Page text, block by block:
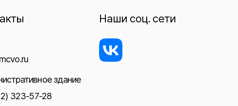
здание
323-57-28
Наши соц. сети